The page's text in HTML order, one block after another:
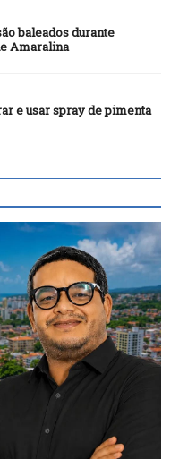
baleados durante
Amaralina
e usar spray de pimenta